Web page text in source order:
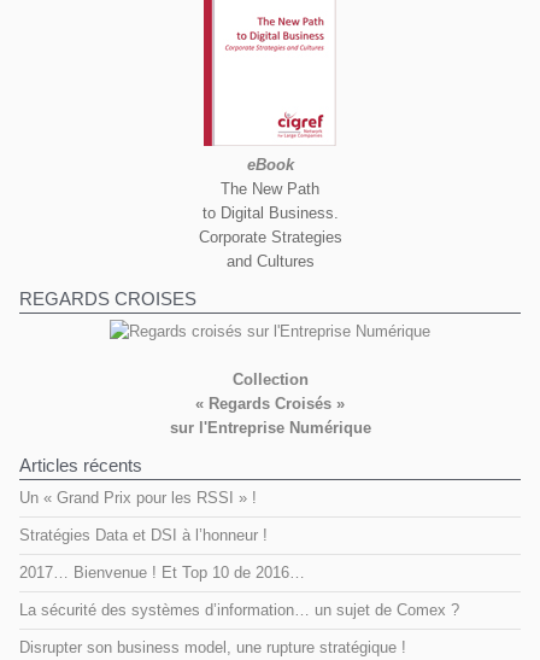
eBook
The New Path
to Digital Business.
Corporate Strategies
and Cultures
REGARDS CROISES
Collection
« Regards Croisés »
sur l'Entreprise Numérique
Articles récents
Un « Grand Prix pour les RSSI » !
Stratégies Data et DSI à l’honneur !
2017… Bienvenue ! Et Top 10 de 2016…
La sécurité des systèmes d’information… un sujet de Comex ?
Disrupter son business model, une rupture stratégique !